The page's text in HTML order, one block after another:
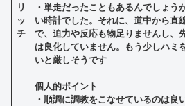
リ
ッ
チ
・単走だったこともあるんでしょう
い時計でした。それに、道中から直
で、迫力や反応も物足りませんし、
は良化していません。もう少しハミ
いと厳しそうです
個人的ポイント
・順調に調教をこなせているのは良